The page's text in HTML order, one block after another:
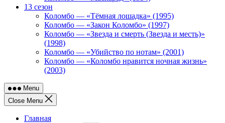
13 сезон
Коломбо — «Тёмная лошадка» (1995)
Коломбо — «Закон Коломбо» (1997)
Коломбо — «Звезда и смерть (Звезда и месть)»
(1998)
Коломбо — «Убийство по нотам» (2001)
Коломбо — «Коломбо нравится ночная жизнь»
(2003)
Menu
Close Menu
Главная